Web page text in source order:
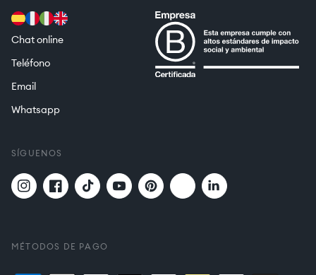
Chat online
Teléfono
Email
Whatsapp
SÍGUENOS
InstagramFacebookTikTok YouTubePinterest Twitter Translation
MÉTODOS DE PAGO